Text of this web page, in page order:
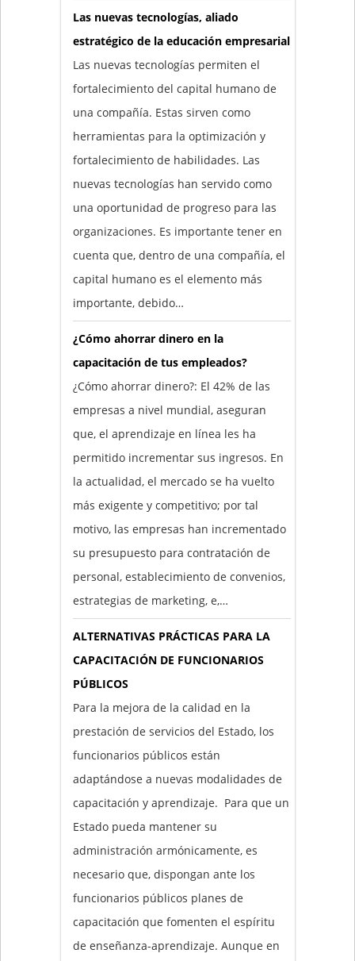
Las nuevas tecnologías, aliado
estratégico de la educación empresarial
Las nuevas tecnologías permiten el
fortalecimiento del capital humano de
una compañía. Estas sirven como
herramientas para la optimización y
fortalecimiento de habilidades. Las
nuevas tecnologías han servido como
una oportunidad de progreso para las
organizaciones. Es importante tener en
cuenta que, dentro de una compañía, el
capital humano es el elemento más
importante, debido…
¿Cómo ahorrar dinero en la
capacitación de tus empleados?
¿Cómo ahorrar dinero?: El 42% de las
empresas a nivel mundial, aseguran
que, el aprendizaje en línea les ha
permitido incrementar sus ingresos. En
la actualidad, el mercado se ha vuelto
más exigente y competitivo; por tal
motivo, las empresas han incrementado
su presupuesto para contratación de
personal, establecimiento de convenios,
estrategias de marketing, e,…
ALTERNATIVAS PRÁCTICAS PARA LA
CAPACITACIÓN DE FUNCIONARIOS
PÚBLICOS
Para la mejora de la calidad en la
prestación de servicios del Estado, los
funcionarios públicos están
adaptándose a nuevas modalidades de
capacitación y aprendizaje. Para que un
Estado pueda mantener su
administración armónicamente, es
necesario que, dispongan ante los
funcionarios públicos planes de
capacitación que fomenten el espíritu
de enseñanza-aprendizaje. Aunque en